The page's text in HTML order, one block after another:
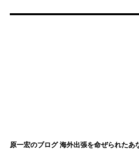
原一宏のブログ 海外出張を命ぜられたあ